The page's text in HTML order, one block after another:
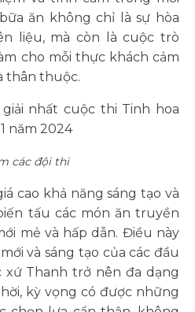
ăn không chỉ là sự hòa
liệu, mà còn là cuộc trò
cho mỗi thực khách cảm
thân thuộc.
các đội thi
cao khả năng sáng tạo và
tấu các món ăn truyền
mẻ và hấp dẫn. Điều này
và sáng tạo của các đầu
xứ Thanh trở nên đa dạng
kỳ vọng có được những